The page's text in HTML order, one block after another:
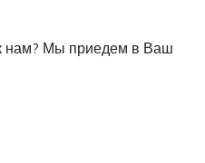
нам? Мы приедем в Ваш